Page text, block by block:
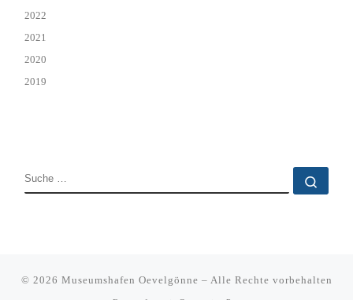
2022
2021
2020
2019
SUCHE
© 2026 Museumshafen Oevelgönne – Alle Rechte vorbehalten